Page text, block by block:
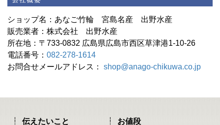
ショップ名：あなご竹輪 宮島名産 出野水産
販売業者：株式会社 出野水産
所在地：〒733-0832 広島県広島市西区草津港1-10-26
電話番号： 082-278-1614
お問合せメールアドレス： shop@anago-chikuwa.co.jp
伝えたいこと お値段